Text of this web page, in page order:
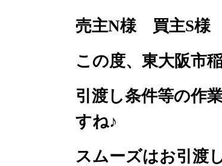
売主N様 買主S様
この度、東大阪市
引渡し条件等の作
すね♪
スムーズはお引渡